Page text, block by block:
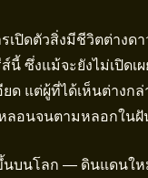
เปิดตัวสิ่งมีชีวิตต่างด
นี้ ซึ่งแม้จะยังไม่เปิดเ
ด แต่ผู้ที่ได้เห็นต่างกล่
ลอนจนตามหลอกในฝั
ขึ้นบนโลก — ดินแดนใ